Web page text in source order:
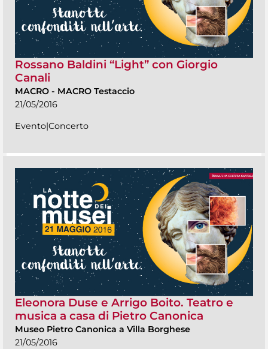
Rossano Baldini “Light” con Giorgio
Canali
MACRO - MACRO Testaccio
21/05/2016
Evento|Concerto
Eleonora Duse e Arrigo Boito. Teatro e
musica a casa di Pietro Canonica
Museo Pietro Canonica a Villa Borghese
21/05/2016